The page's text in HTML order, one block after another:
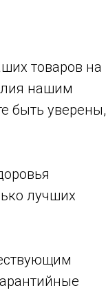
товаров на
нашим
быть уверены,
лучших